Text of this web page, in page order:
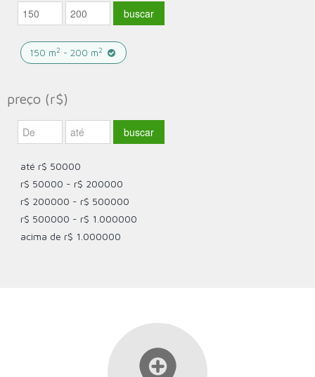
150 m2 - 200 m2
preço (r$)
até r$ 50000
r$ 50000 - r$ 200000
r$ 200000 - r$ 500000
r$ 500000 - r$ 1.000000
acima de r$ 1.000000